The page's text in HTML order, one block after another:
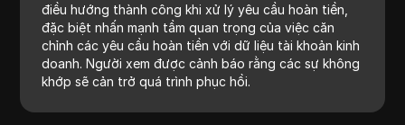
điều hướng thành công khi xử lý yêu cầu hoàn tiền,
đặc biệt nhấn mạnh tầm quan trọng của việc căn
chỉnh các yêu cầu hoàn tiền với dữ liệu tài khoản kinh
doanh. Người xem được cảnh báo rằng các sự không
khớp sẽ cản trở quá trình phục hồi.